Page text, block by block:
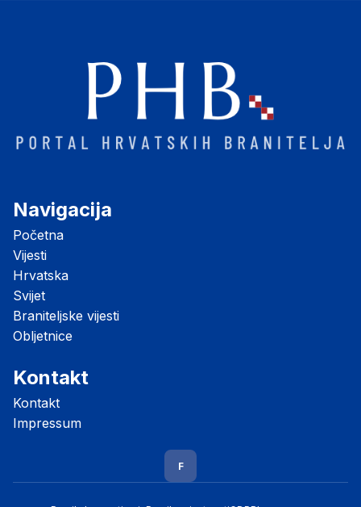
Navigacija
Početna
Vijesti
Hrvatska
Svijet
Braniteljske vijesti
Obljetnice
Kontakt
Kontakt
Impressum
F